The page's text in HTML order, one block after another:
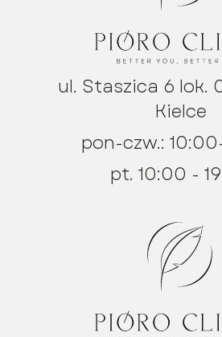
ul. Staszica 6 lok.
Kielce
pon-czw.:
pt. 10:00 -